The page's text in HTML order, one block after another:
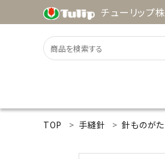
チューリップ
ACCOUNT MENU
TOP 手縫針 針ものがた